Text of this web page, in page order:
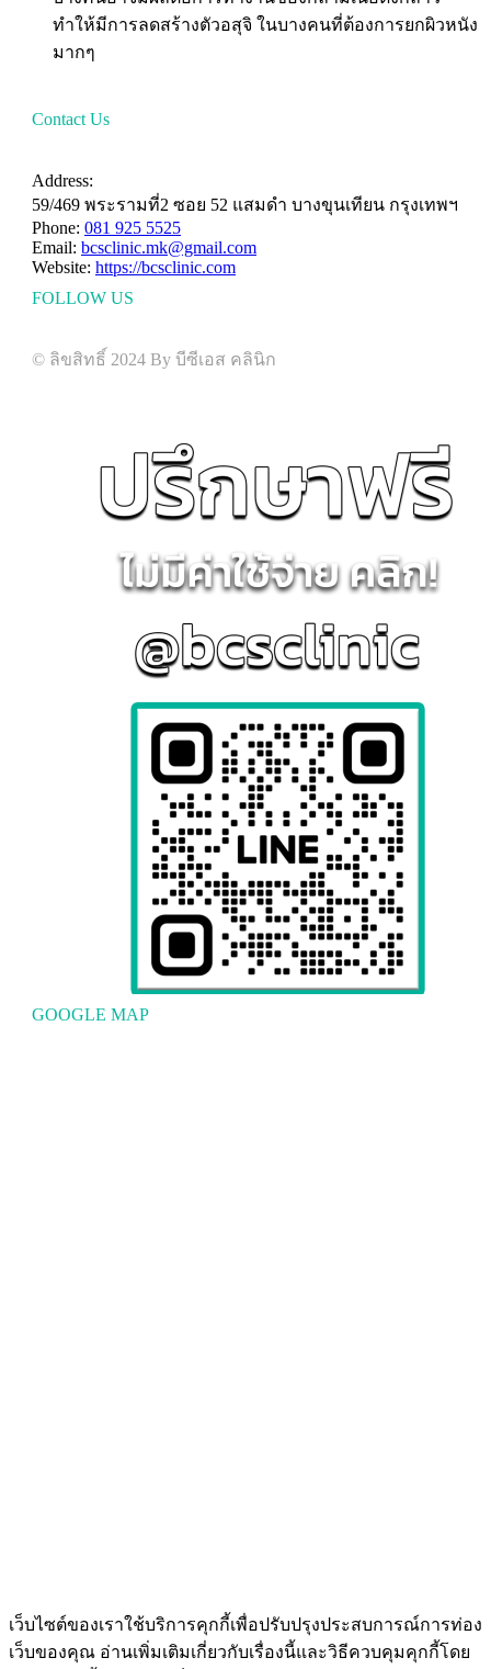
ทำให้มีการลดสร้างตัวอสุจิ ในบางคนที่ต้องการยกผิวหนัง
มากๆ
Contact Us
Address:
59/469 พระรามที่2 ซอย 52 แสมดำ บางขุนเทียน กรุงเทพฯ
Phone: 081 925 5525
Email: bcsclinic.mk@gmail.com
Website: https://bcsclinic.com
FOLLOW US
© ลิขสิทธิ์ 2024 By บีซีเอส คลินิก
GOOGLE MAP
เว็บไซต์ของเราใช้บริการคุกกี้เพื่อปรับปรุงประสบการณ์การท่อง
เว็บของคุณ อ่านเพิ่มเติมเกี่ยวกับเรื่องนี้และวิธีควบคุมคุกกี้โดย